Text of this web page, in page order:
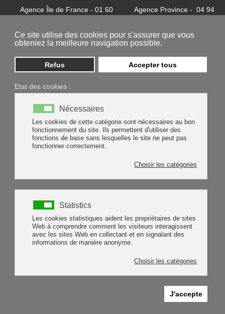
Ce site utilise des cookies pour s'assurer que vous
obteniez la meilleure navigation possible.
Refus Accepter tous
Etat des cookies :
Nécessaires
Les cookies de cette catégorie sont nécessaires au bon
fonctionnement du site. Ils permettent d'utiliser des
fonctions de base sans lesquelles le site ne peut pas
fonctionner correctement.
Choisir les catégories
Statistics
Les cookies statistiques aident les propriétaires de sites
Web à comprendre comment les visiteurs interagissent
avec les sites Web en collectant et en signalant des
informations de manière anonyme.
Choisir les catégories
J'accepte
Agence Île de France - 01 60
contact@batycel.fr
Agence Province - 04 94
protection individuelle protection corps
tablier